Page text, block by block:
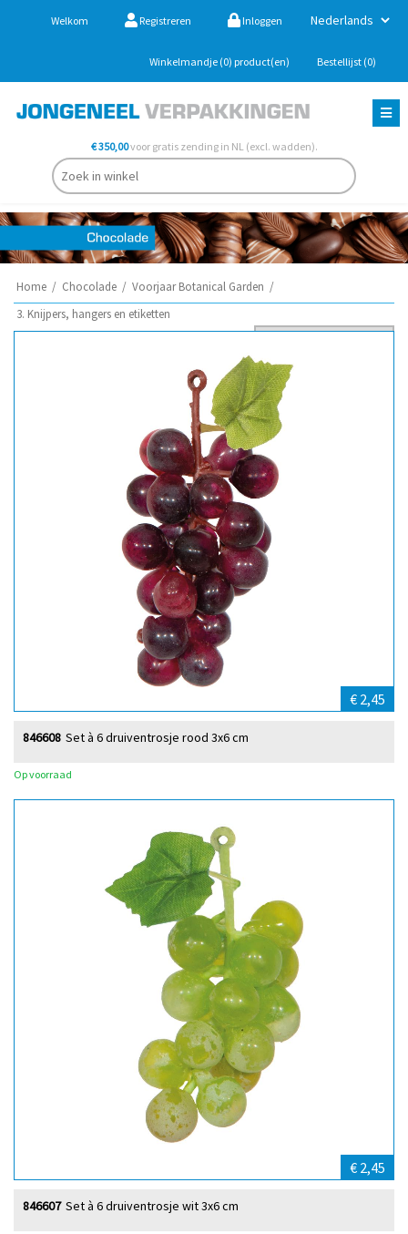
Welkom Registreren Inloggen
Winkelmandje (0) product(en) Bestellijst (0)
€ 350,00voor gratis zending in NL (excl. wadden).
Home / Chocolade / Voorjaar Botanical Garden /
3. Knijpers, hangers en etiketten
€ 2,45
Set à 6 druiventrosje rood 3x6 cm
846608
Op voorraad
€ 2,45
Set à 6 druiventrosje wit 3x6 cm
846607